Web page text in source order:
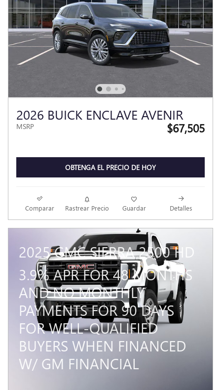
2026 BUICK ENCLAVE AVENIR
MSRP $67,505
OBTENGA EL PRECIO DE HOY
Comparar Rastrear Precio Guardar Detalles
2025 GMC SIERRA 2500 HD
3.9% APR FOR 48 MONTHS
AND NO MONTHLY
PAYMENTS FOR 90 DAYS
FOR WELL-QUALIFIED
BUYERS WHEN FINANCED
W/ GM FINANCIAL